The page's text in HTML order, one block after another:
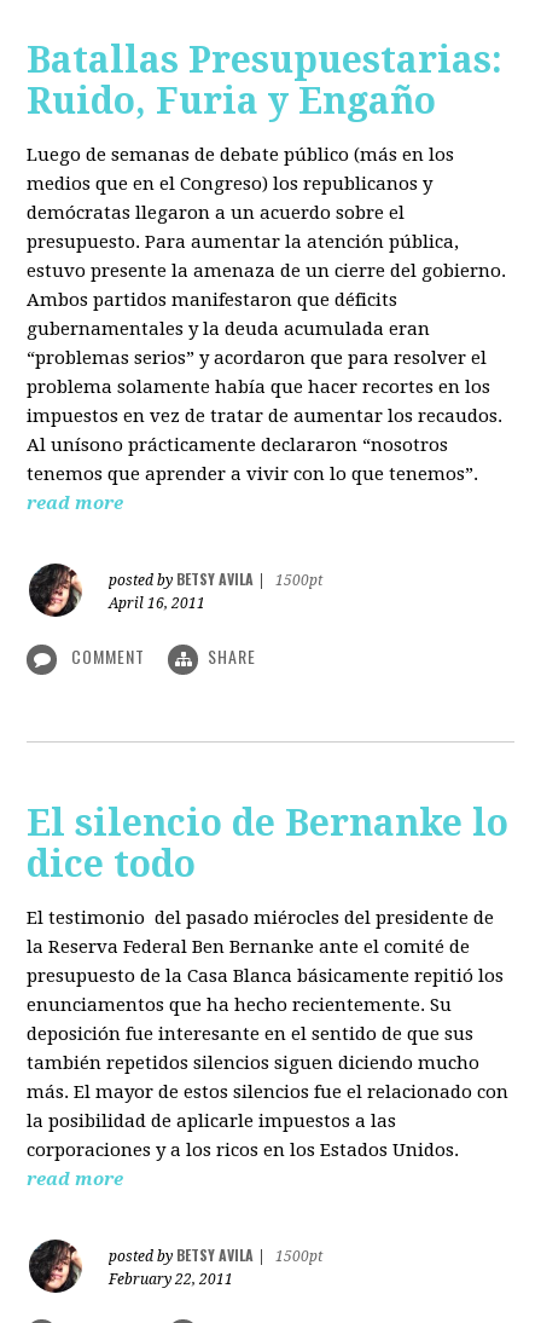
Batallas Presupuestarias:
Ruido, Furia y Engaño
Luego de semanas de debate público (más en los
medios que en el Congreso) los republicanos y
demócratas llegaron a un acuerdo sobre el
presupuesto. Para aumentar la atención pública,
estuvo presente la amenaza de un cierre del gobierno.
Ambos partidos manifestaron que déficits
gubernamentales y la deuda acumulada eran
“problemas serios” y acordaron que para resolver el
problema solamente había que hacer recortes en los
impuestos en vez de tratar de aumentar los recaudos.
Al unísono prácticamente declararon “nosotros
tenemos que aprender a vivir con lo que tenemos”.
read more
posted by BETSY AVILA
1500pt
April 16, 2011
COMMENT SHARE
El silencio de Bernanke lo
dice todo
El testimonio del pasado miérocles del presidente de
la Reserva Federal Ben Bernanke ante el comité de
presupuesto de la Casa Blanca básicamente repitió los
enunciamentos que ha hecho recientemente. Su
deposición fue interesante en el sentido de que sus
también repetidos silencios siguen diciendo mucho
más. El mayor de estos silencios fue el relacionado con
la posibilidad de aplicarle impuestos a las
corporaciones y a los ricos en los Estados Unidos.
read more
posted by BETSY AVILA
1500pt
February 22, 2011